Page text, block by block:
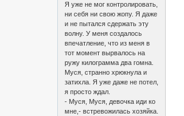
Я уже не мог контролировать,
ни себя ни свою жопу. Я даже
и не пытался сдержать эту
волну. У меня создалось
впечатление, что из меня в
тот момент вырвалось на
ружу килограмма два гомна.
Муся, странно хрюкнула и
затихла. Я уже даже не потел,
я просто ждал.
- Муся, Муся, девочка иди ко
мне,- встревожилась хозяйка.